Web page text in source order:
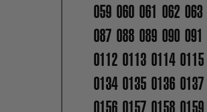
059 060 061 062 063
087 088 089 090 091
0112 0113 0114 0115
0134 0135 0136 0137
0156 0157 0158 0159